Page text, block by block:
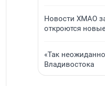
Новости ХМАО
откроются
«Так
Владивостока